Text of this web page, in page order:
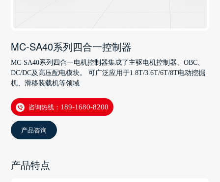
MC-SA40系列四合一控制器
MC-SA40系列四合一电机控制器集成了主驱电机控制器、OBC、
DC/DC及高压配电模块。 可广泛应用于1.8T/3.6T/6T/8T电动挖掘
机、滑移装载机等领域
咨询热线： 189-1680-8200
产品咨询
产品特点